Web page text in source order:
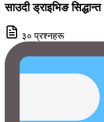
साउदी ड्राइभिङ
३० प्रश्नहरू